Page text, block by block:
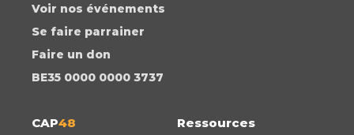
Voir nos événements
Se faire parrainer
Faire un don
BE35 0000 0000 3737
CAP48 Ressources